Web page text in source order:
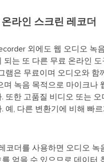
라인 스크린 레코더
외에도 웹 오디오 녹
되는 또 다른 무료 온라인 도
램은 무료이며 오디오와 함
며 녹음 목적으로 마이크나
또한 고품질 비디오 또는 오
예, 다른 변환기에 비해 빠
코더를 사용하면 오디오 녹
얻을 수 있으므로 데이터